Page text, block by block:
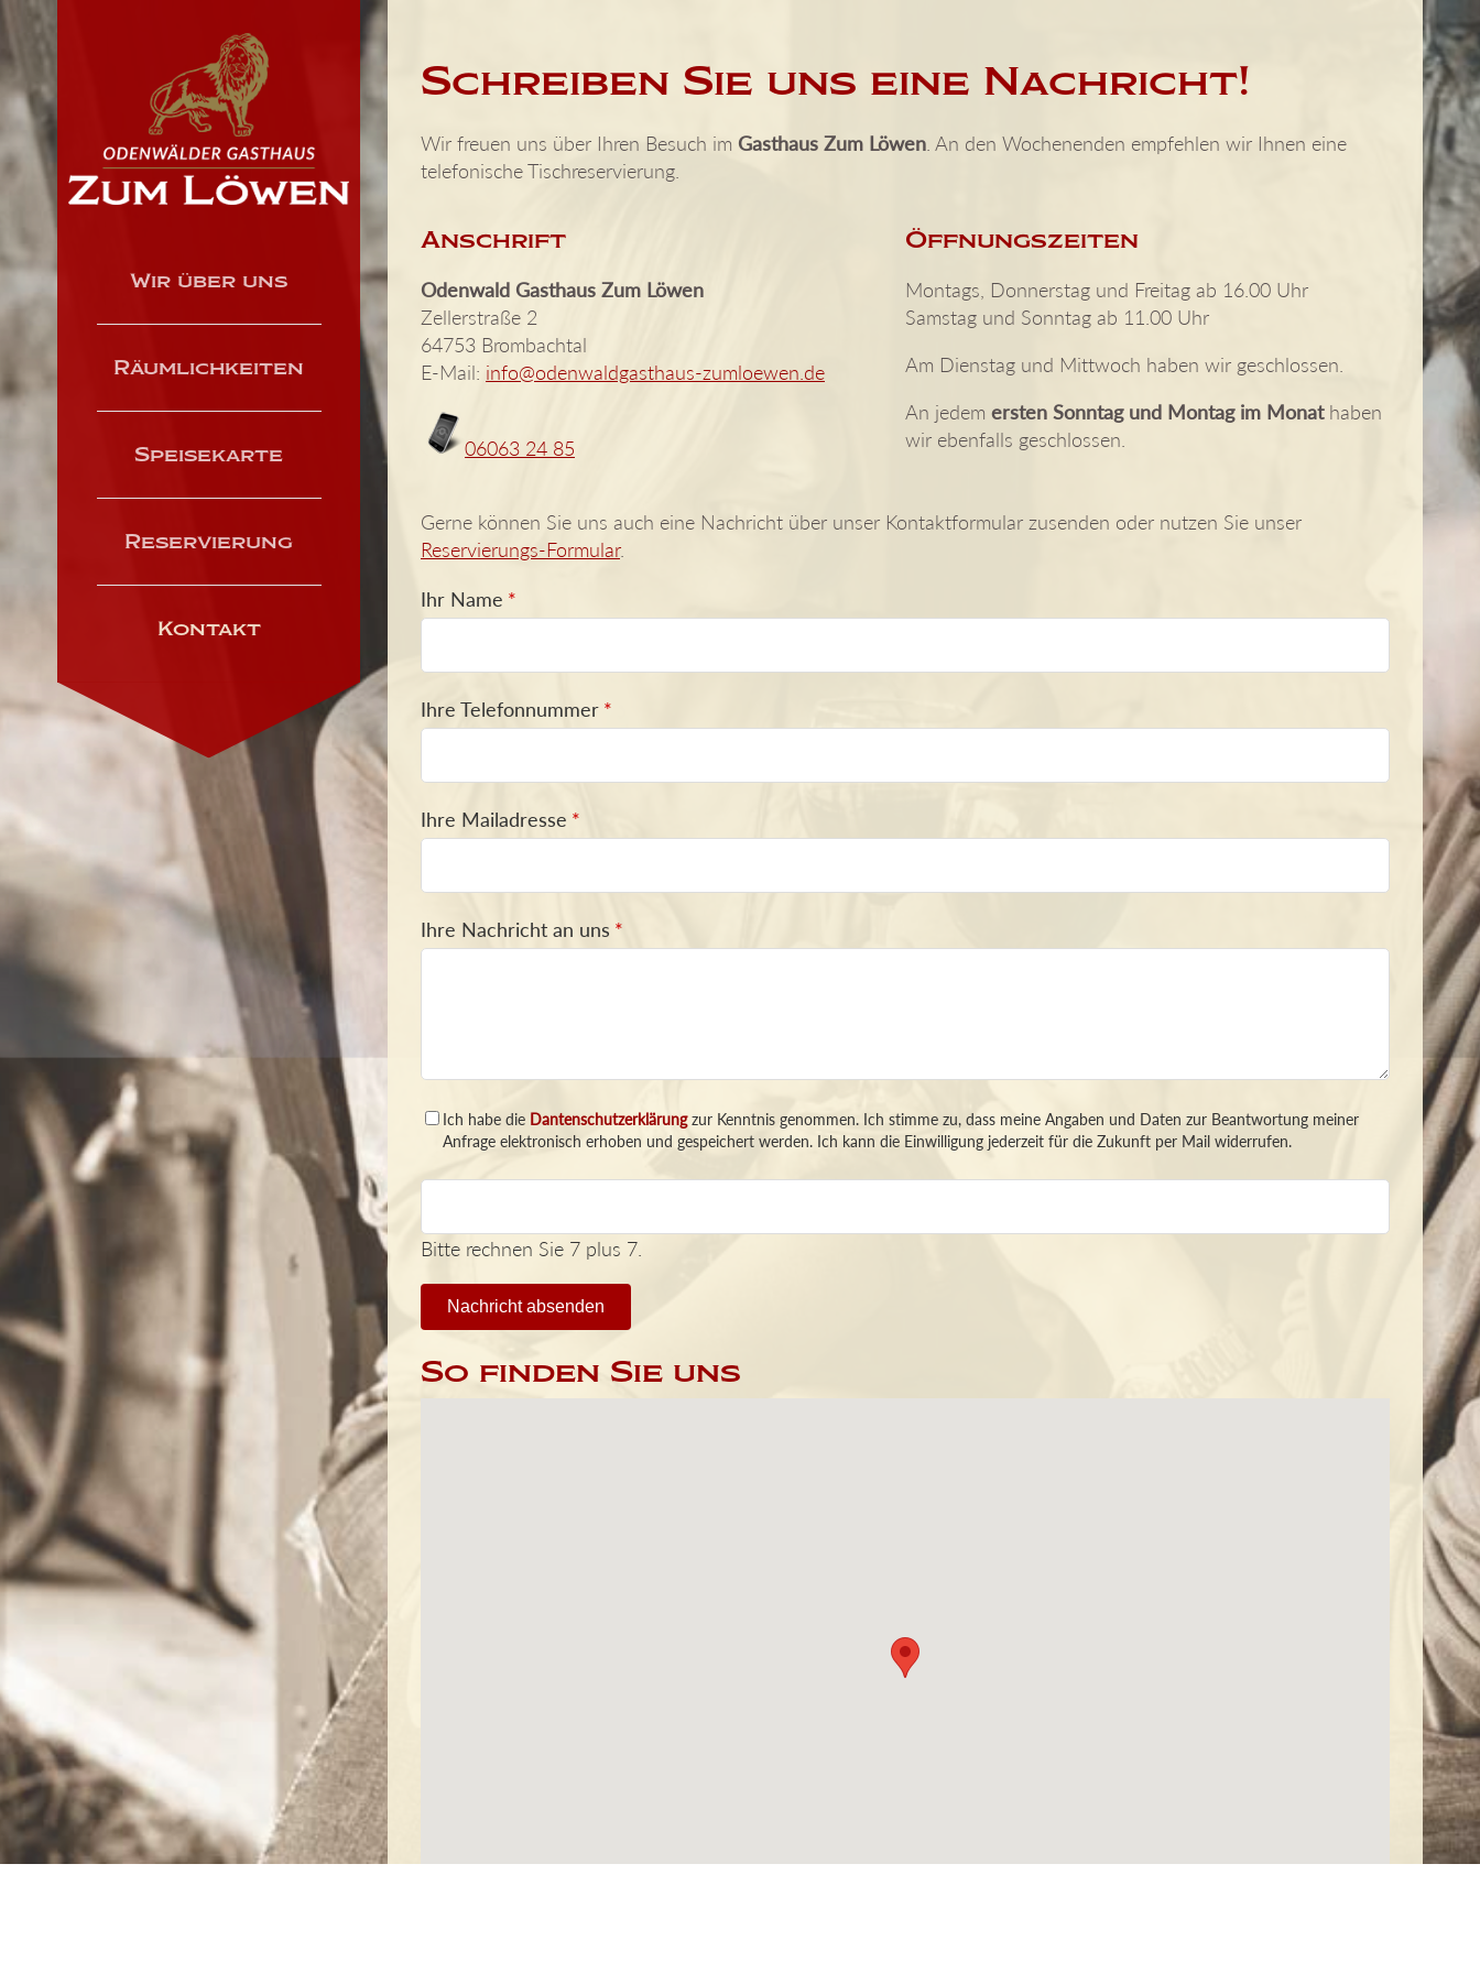
Wir über uns
Räumlichkeiten
Speisekarte
Reservierung
Kontakt
Schreiben Sie uns eine Nachricht!
Wir freuen uns über Ihren Besuch im Gasthaus Zum Löwen. An den Wochenenden empfehlen wir Ihnen eine
telefonische Tischreservierung.
Anschrift
Odenwald Gasthaus Zum Löwen
Zellerstraße 2
64753 Brombachtal
E-Mail: info@odenwaldgasthaus-zumloewen.de
06063 24 85
Öffnungszeiten
Montags, Donnerstag und Freitag ab 16.00 Uhr
Samstag und Sonntag ab 11.00 Uhr
Am Dienstag und Mittwoch haben wir geschlossen.
An jedem ersten Sonntag und Montag im Monathaben
wir ebenfalls geschlossen.
Gerne können Sie uns auch eine Nachricht über unser Kontaktformular zusenden oder nutzen Sie unser
Reservierungs-Formular.
Ihr Name *
Ihre Telefonnummer *
Ihre Mailadresse *
Ihre Nachricht an uns *
Ich habe die Dantenschutzerklärungzur Kenntnis genommen. Ich stimme zu, dass meine Angaben und Daten zur Beantwortung meiner
Anfrage elektronisch erhoben und gespeichert werden. Ich kann die Einwilligung jederzeit für die Zukunft per Mail widerrufen.
Bitte rechnen Sie 7 plus 7.
Nachricht absenden
So finden Sie uns